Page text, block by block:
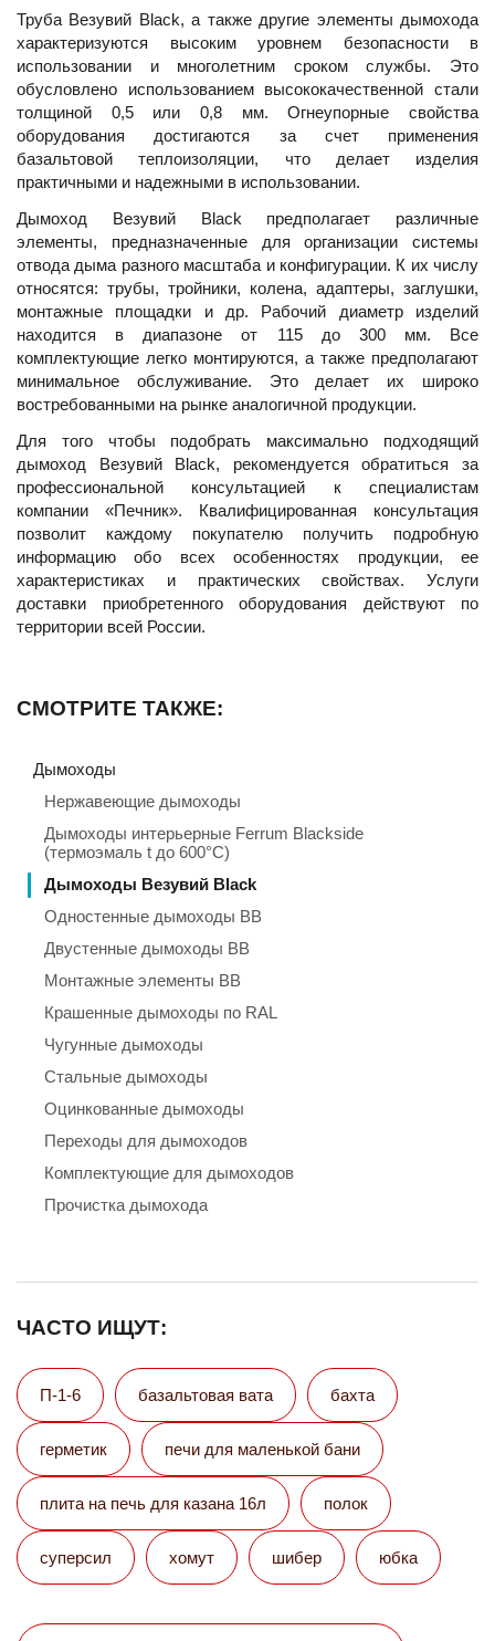
Труба Везувий Black, а также другие элементы дымохода
характеризуются высоким уровнем безопасности в
использовании и многолетним сроком службы. Это
обусловлено использованием высококачественной стали
толщиной 0,5 или 0,8 мм. Огнеупорные свойства
оборудования достигаются за счет применения
базальтовой теплоизоляции, что делает изделия
практичными и надежными в использовании.
Дымоход Везувий Black предполагает различные
элементы, предназначенные для организации системы
отвода дыма разного масштаба и конфигурации. К их числу
относятся: трубы, тройники, колена, адаптеры, заглушки,
монтажные площадки и др. Рабочий диаметр изделий
находится в диапазоне от 115 до 300 мм. Все
комплектующие легко монтируются, а также предполагают
минимальное обслуживание. Это делает их широко
востребованными на рынке аналогичной продукции.
Для того чтобы подобрать максимально подходящий
дымоход Везувий Black, рекомендуется обратиться за
профессиональной консультацией к специалистам
компании «Печник». Квалифицированная консультация
позволит каждому покупателю получить подробную
информацию обо всех особенностях продукции, ее
характеристиках и практических свойствах. Услуги
доставки приобретенного оборудования действуют по
территории всей России.
СМОТРИТЕ ТАКЖЕ:
Дымоходы
Нержавеющие дымоходы
Дымоходы интерьерные Ferrum Blackside
(термоэмаль t до 600°C)
Дымоходы Везувий Black
Одностенные дымоходы ВВ
Двустенные дымоходы ВВ
Монтажные элементы ВВ
Крашенные дымоходы по RAL
Чугунные дымоходы
Стальные дымоходы
Оцинкованные дымоходы
Переходы для дымоходов
Комплектующие для дымоходов
Прочистка дымохода
ЧАСТО ИЩУТ:
П-1-6 базальтовая вата бахта
герметик печи для маленькой бани
плита на печь для казана 16л полок
суперсил хомут шибер юбка